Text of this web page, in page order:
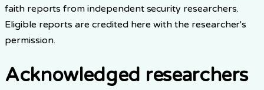
faith reports from independent security researchers.
Eligible reports are credited here with the researcher's
permission.
Acknowledged researchers